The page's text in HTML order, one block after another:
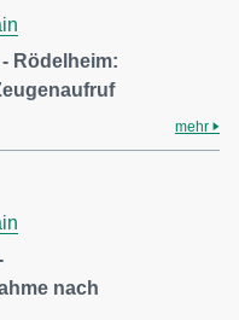
Rödelheim:
mehr
nach